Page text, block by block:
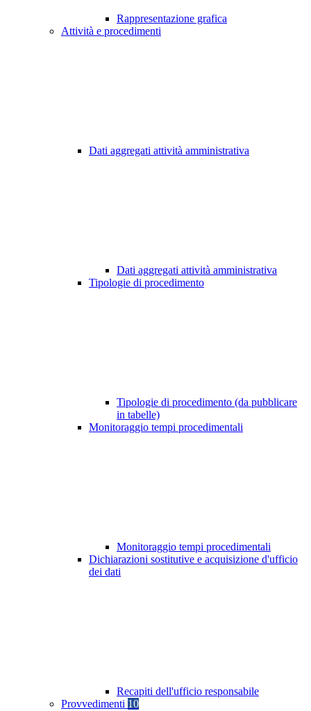
Rappresentazione grafica
Attività e procedimenti
Dati aggregati attività amministrativa
Dati aggregati attività amministrativa
Tipologie di procedimento
Tipologie di procedimento (da pubblicare
in tabelle)
Monitoraggio tempi procedimentali
Monitoraggio tempi procedimentali
Dichiarazioni sostitutive e acquisizione d'ufficio
dei dati
Recapiti dell'ufficio responsabile
Provvedimenti 10